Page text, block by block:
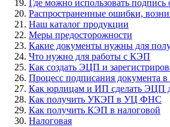
Где можно использовать
Распространенные ошибки,
Наш каталог продукции
Меры предосторожности
Какие документы нужны для
Что нужно для работы с КЭП
Как создать ЭЦП и
Процесс подписания документа
Как юрлицам и ИП сделать ЭЦП
Как получить УКЭП в УЦ ФНС
Как получить КЭП в налоговой
Налоговая